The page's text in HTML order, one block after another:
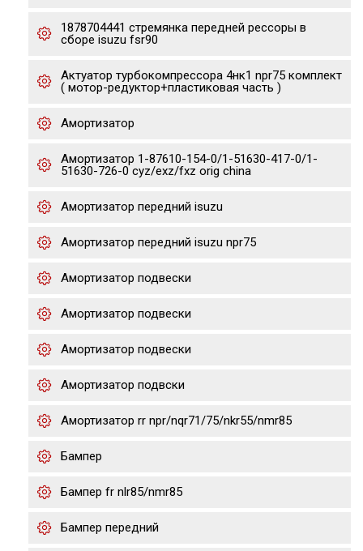
1878704441 стремянка передней рессоры в
сборе isuzu fsr90
Актуатор турбокомпрессора 4нк1 npr75 комплект
( мотор-редуктор+пластиковая часть )
Амортизатор
Амортизатор 1-87610-154-0/1-51630-417-0/1-
51630-726-0 cyz/exz/fxz orig china
Амортизатор передний isuzu
Амортизатор передний isuzu npr75
Амортизатор подвески
Амортизатор подвески
Амортизатор подвески
Амортизатор подвски
Амортизатор rr npr/nqr71/75/nkr55/nmr85
Бампер
Бампер fr nlr85/nmr85
Бампер передний